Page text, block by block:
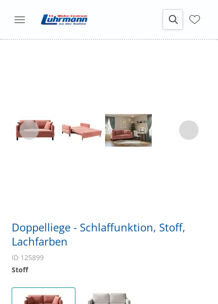
Doppelliege - Schlaffunktion, Stoff,
Lachfarben
ID 125899
Stoff